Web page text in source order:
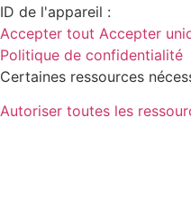
ID de l'appareil :
Accepter tout Accepter
Politique de confidentialité
Certaines ressources
Autoriser toutes les